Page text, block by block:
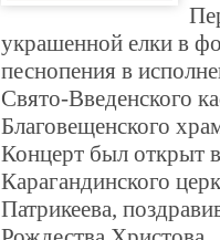
украшенной елки в
песнопения в
Свято-Введенского
Благовещенского
Концерт был открыт
Карагандинского
Патрикеева,